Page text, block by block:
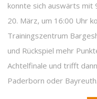
konnte sich auswärts mit
20. März, um 16:00 Uhr
Trainingszentrum
und Rückspiel mehr
Achtelfinale und trifft
Paderborn oder Bayreuth.